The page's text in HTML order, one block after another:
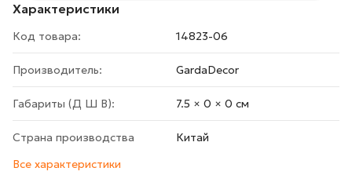
Характеристики
Код товара: 14823-06
Производитель: GardaDecor
Габариты (Д Ш В): 7.5 × 0 × 0 cм
Страна производства
Китай
Все характеристики